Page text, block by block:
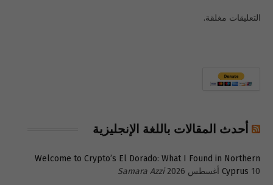
التعليقات مغلقة.
أحدث المقالات باللغة الإنجليزية
Welcome to Crypto’s El Dorado: What I Found in Northern
Cyprus 10 أغسطس 2026
Samara Azzi